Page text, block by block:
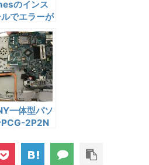
のインス
ルでエラーが
インストー
来ない場合
法
一体型パソ
PCG-2P2N